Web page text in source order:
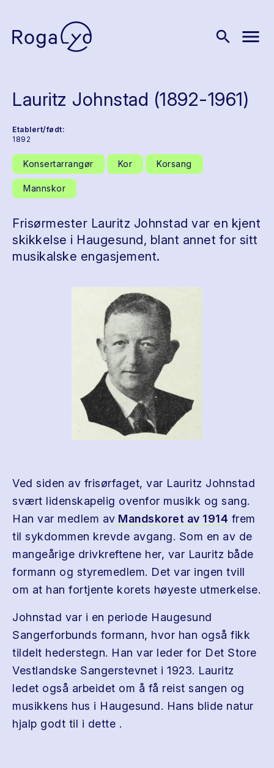
search menu
Lauritz Johnstad (1892-1961)
Etablert/født:
1892
Konsertarrangør Kor Korsang
Mannskor
Frisørmester Lauritz Johnstad var en kjent
skikkelse i Haugesund, blant annet for sitt
musikalske engasjement.
Ved siden av frisørfaget, var Lauritz Johnstad
svært lidenskapelig ovenfor musikk og sang.
Han var medlem av Mandskoret av 1914 frem
til sykdommen krevde avgang. Som en av de
mangeårige drivkreftene her, var Lauritz både
formann og styremedlem. Det var ingen tvill
om at han fortjente korets høyeste utmerkelse.
Johnstad var i en periode Haugesund
Sangerforbunds formann, hvor han også fikk
tildelt hederstegn. Han var leder for Det Store
Vestlandske Sangerstevnet i 1923. Lauritz
ledet også arbeidet om å få reist sangen og
musikkens hus i Haugesund. Hans blide natur
hjalp godt til i dette .